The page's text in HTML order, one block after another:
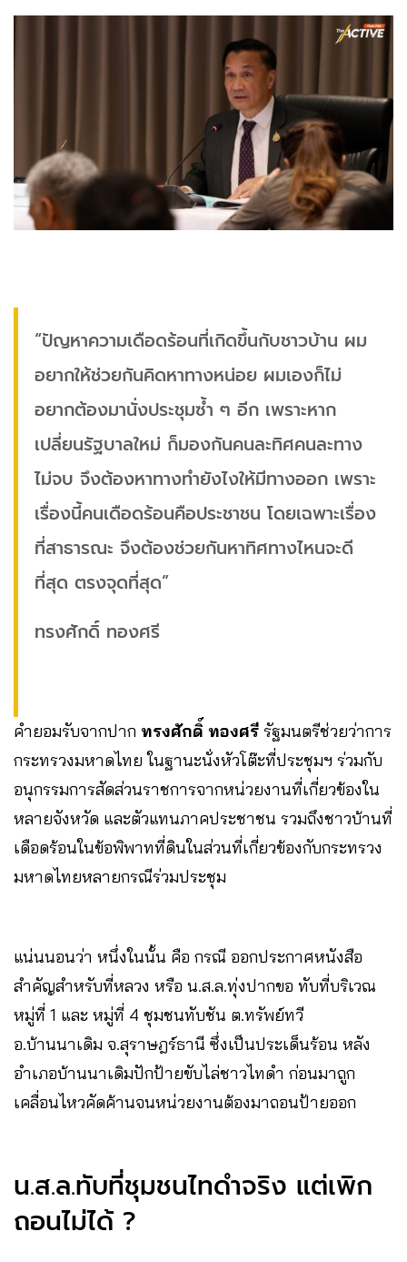
“ปัญหาความเดือดร้อนที่เกิดขึ้นกับชาวบ้าน ผม
อยากให้ช่วยกันคิดหาทางหน่อย ผมเองก็ไม่
อยากต้องมานั่งประชุมซ้ำ ๆ อีก เพราะหาก
เปลี่ยนรัฐบาลใหม่ ก็มองกันคนละทิศคนละทาง
ไม่จบ จึงต้องหาทางทำยังไงให้มีทางออก เพราะ
เรื่องนี้คนเดือดร้อนคือประชาชน โดยเฉพาะเรื่อง
ที่สาธารณะ จึงต้องช่วยกันหาทิศทางไหนจะดี
ที่สุด ตรงจุดที่สุด”
ทรงศักดิ์ ทองศรี
คำยอมรับจากปาก ทรงศักดิ์ ทองศรี รัฐมนตรีช่วยว่าการ
กระทรวงมหาดไทย ในฐานะนั่งหัวโต๊ะที่ประชุมฯ ร่วมกับ
อนุกรรมการสัดส่วนราชการจากหน่วยงานที่เกี่ยวข้องใน
หลายจังหวัด และตัวแทนภาคประชาชน รวมถึงชาวบ้านที่
เดือดร้อนในข้อพิพาทที่ดินในส่วนที่เกี่ยวข้องกับกระทรวง
มหาดไทยหลายกรณีร่วมประชุม
แน่นนอนว่า หนึ่งในนั้น คือ กรณี ออกประกาศหนังสือ
สำคัญสำหรับที่หลวง หรือ น.ส.ล.ทุ่งปากขอ ทับที่บริเวณ
หมู่ที่ 1 และ หมู่ที่ 4 ชุมชนทับชัน ต.ทรัพย์ทวี
อ.บ้านนาเดิม จ.สุราษฎร์ธานี ซึ่งเป็นประเด็นร้อน หลัง
อำเภอบ้านนาเดิมปักป้ายขับไล่ชาวไทดำ ก่อนมาถูก
เคลื่อนไหวคัดค้านจนหน่วยงานต้องมาถอนป้ายออก
น.ส.ล.ทับที่ชุมชนไทดำจริง แต่เพิก
ถอนไม่ได้ ?